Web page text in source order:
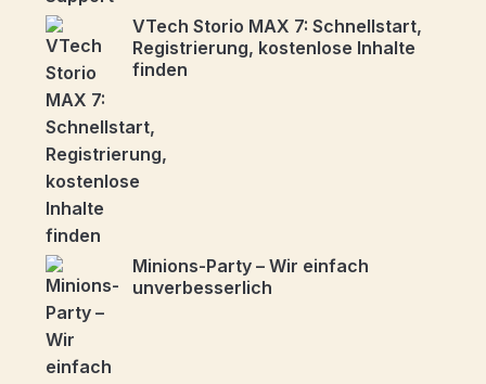
VTech Storio MAX 7: Schnellstart,
Registrierung, kostenlose Inhalte
finden
Minions-Party – Wir einfach
unverbesserlich